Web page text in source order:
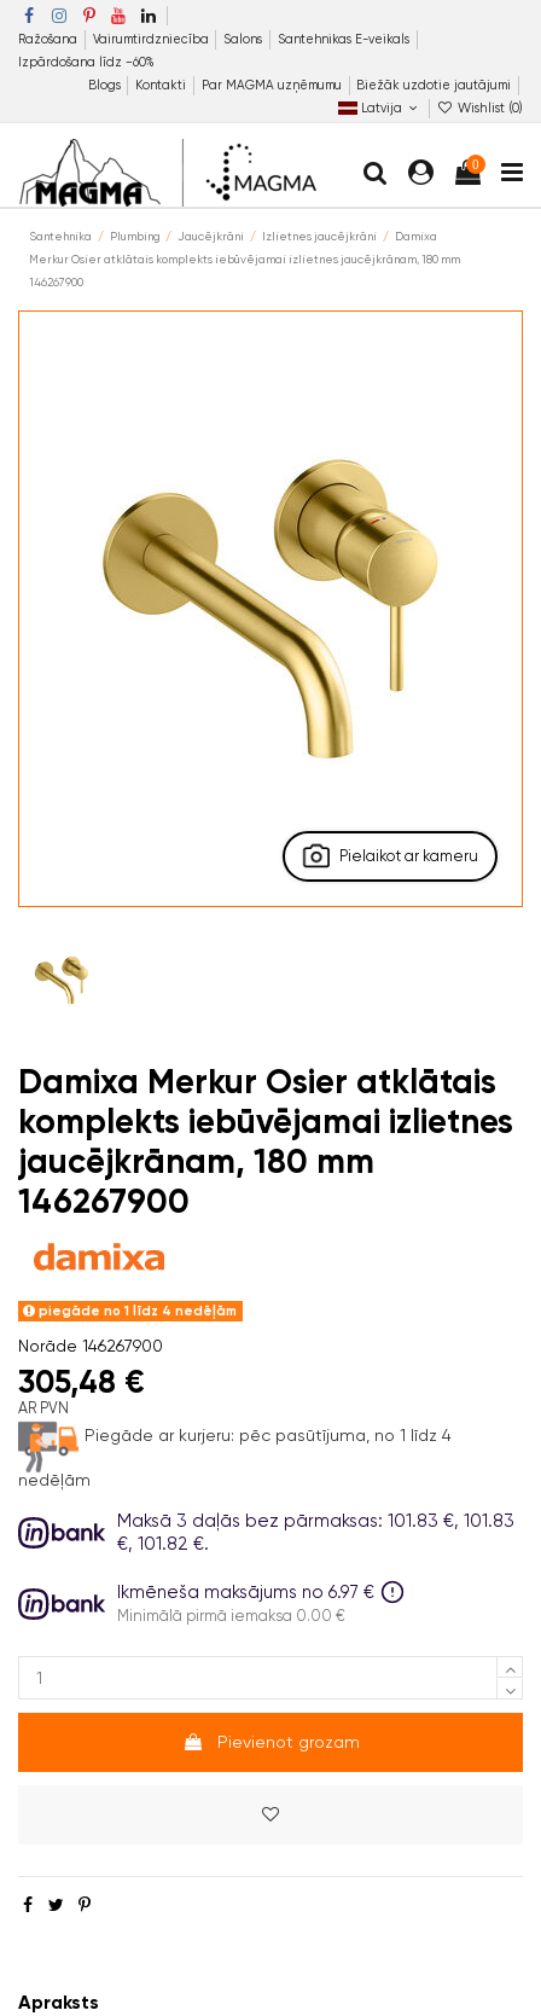
Ražošana Vairumtirdzniecība Salons
Santehnikas E-veikals
Izpārdošana līdz −60%
Blogs
Kontakti Par MAGMA uzņēmumu
Biežāk uzdotie jautājumi
Latvija
Wishlist (0)
0
Santehnika Plumbing Jaucējkrāni Izlietnes jaucējkrāni
Damixa
Merkur Osier atklātais komplekts iebūvējamai izlietnes jaucējkrānam, 180 mm
146267900
Pielaikot ar kameru
Damixa Merkur Osier atklātais
komplekts iebūvējamai izlietnes
jaucējkrānam, 180 mm
146267900
piegāde no 1 līdz 4 nedēļām
Norāde 146267900
305,48 €
AR PVN
Piegāde ar kurjeru: pēc pasūtījuma, no 1 līdz 4
nedēļām
Maksā 3 daļās bez pārmaksas: 101.83 €, 101.83
€, 101.82 €.
Ikmēneša maksājums no 6.97 €
Minimālā pirmā iemaksa 0.00 €
Pievienot grozam
Apraksts